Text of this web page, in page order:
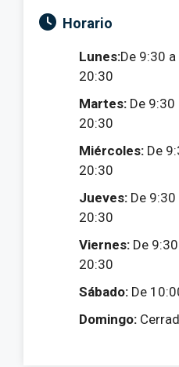
Horario
Lunes:De 9:30
20:30
Martes: De 9:30
20:30
Miércoles: De
20:30
Jueves: De
20:30
Viernes: De
20:30
Sábado: De
Domingo: